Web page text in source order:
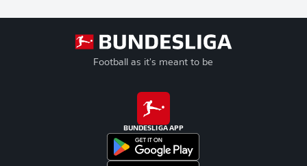
Football as it's meant to be
BUNDESLIGA APP